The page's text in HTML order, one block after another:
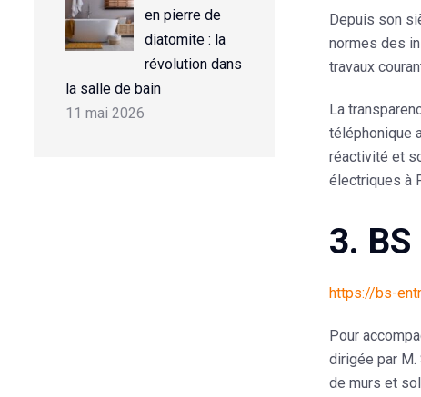
en pierre de
diatomite : la
révolution dans
la salle de bain
11 mai 2026
Depuis son
normes des
travaux
La
téléphonique
réactivité et
électriques à
3.
https://bs-
Pour
dirigée par M.
de murs et